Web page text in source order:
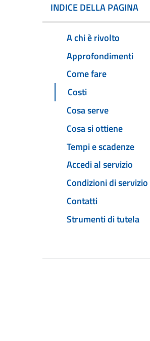
INDICE DELLA PAGINA
A chi è rivolto
Approfondimenti
Come fare
Costi
Cosa serve
Cosa si ottiene
Tempi e scadenze
Accedi al servizio
Condizioni di servizio
Contatti
Strumenti di tutela